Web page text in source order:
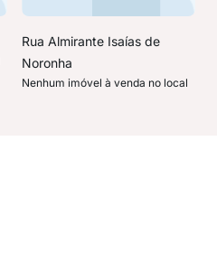
Rua Almirante Isaías de
Noronha
Nenhum imóvel à venda no local